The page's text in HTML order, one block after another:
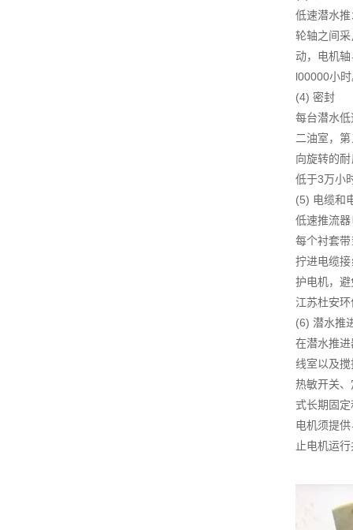
低速潜水
轮轴之间
动，电机
l00000小
(4) 密封
每台潜水
二油室，
向旋转的
低于3万小
(5) 电缆和
低速推流
每个衬套
拧进电缆
护电机，
江苏杜安
(6) 潜水推
在潜水推
线室以及
热敏开关
式长期固
电机须提
止电机运